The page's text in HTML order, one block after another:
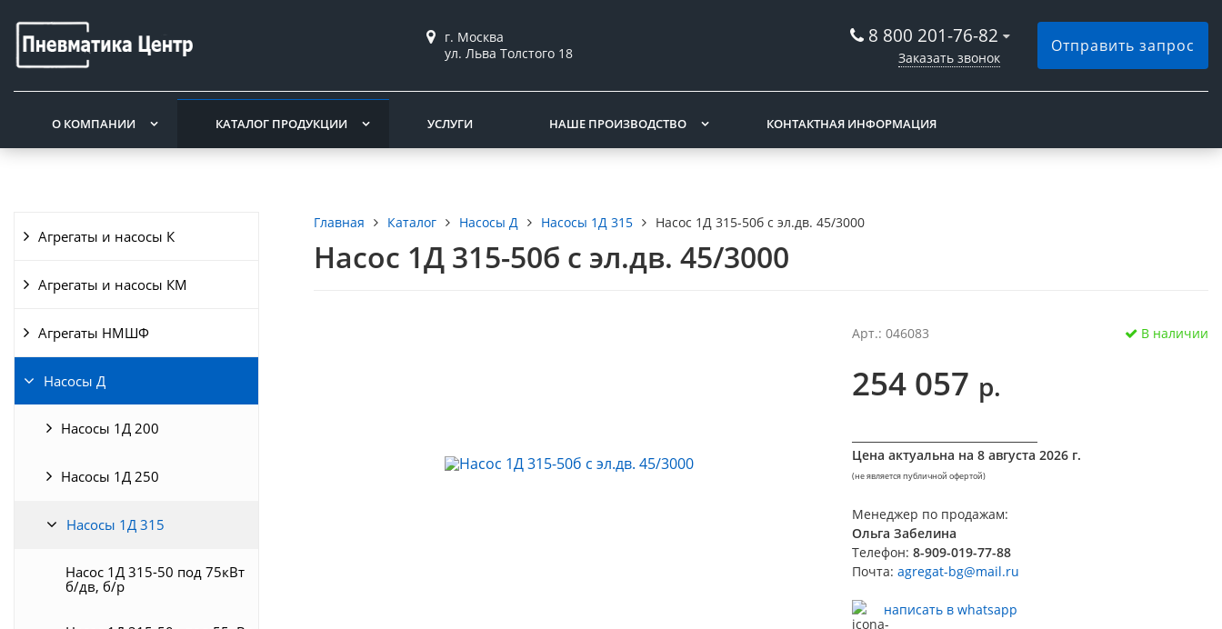
г. Москва
ул. Льва Толстого 18
8 800 201-76-82
Заказать звонок
Отправить запрос
О КОМПАНИИ КАТАЛОГ ПРОДУКЦИИ УСЛУГИ НАШЕ ПРОИЗВОДСТВО КОНТАКТНАЯ ИНФОРМАЦИЯ
Агрегаты и насосы К
Агрегаты и насосы КМ
Агрегаты НМШФ
Насосы Д
Насосы 1Д 200
Насосы 1Д 250
Насосы 1Д 315
Насос 1Д 315-50 под 75кВт
б/дв, б/р
Главная Каталог Насосы Д Насосы 1Д 315 Насос 1Д 315-50б с эл.дв. 45/3000
Насос 1Д 315-50б с эл.дв. 45/3000
Арт.: 046083 В наличии
254 057 р.
Цена актуальна на 8 августа 2026 г.
(не является публичной офертой)
Менеджер по продажам:
Ольга Забелина
Телефон: 8-909-019-77-88
Почта: agregat-bg@mail.ru
написать в whatsapp